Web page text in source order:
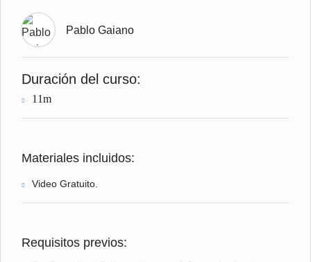
Pablo Gaiano
Duración del curso:
11m
Materiales incluidos:
Video Gratuito.
Requisitos previos: